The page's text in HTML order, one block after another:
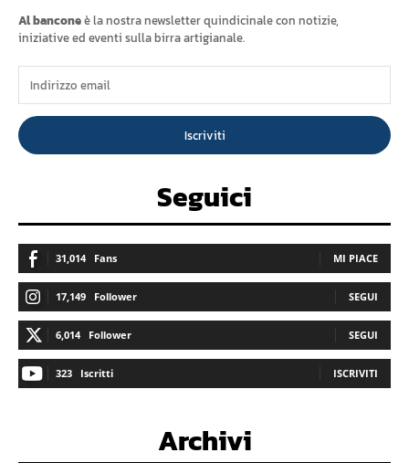
Al banconeè la nostra newsletter quindicinale con notizie,
iniziative ed eventi sulla birra artigianale.
Iscriviti
Seguici
31,014 Fans MI PIACE
17,149 Follower SEGUI
6,014 Follower SEGUI
323 Iscritti ISCRIVITI
Archivi